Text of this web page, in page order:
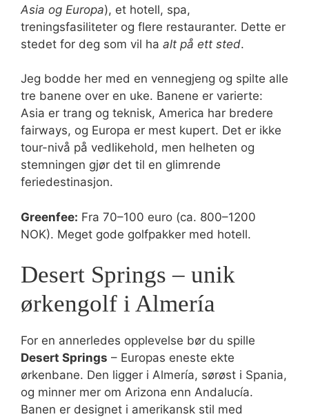
Asia og Europa), et hotell, spa,
treningsfasiliteter og flere restauranter. Dette er
stedet for deg som vil ha alt på ett sted.
Jeg bodde her med en vennegjeng og spilte alle
tre banene over en uke. Banene er varierte:
Asia er trang og teknisk, America har bredere
fairways, og Europa er mest kupert. Det er ikke
tour-nivå på vedlikehold, men helheten og
stemningen gjør det til en glimrende
feriedestinasjon.
Greenfee: Fra 70–100 euro (ca. 800–1200
NOK). Meget gode golfpakker med hotell.
Desert Springs – unik
ørkengolf i Almería
For en annerledes opplevelse bør du spille
Desert Springs – Europas eneste ekte
ørkenbane. Den ligger i Almería, sørøst i Spania,
og minner mer om Arizona enn Andalucía.
Banen er designet i amerikansk stil med